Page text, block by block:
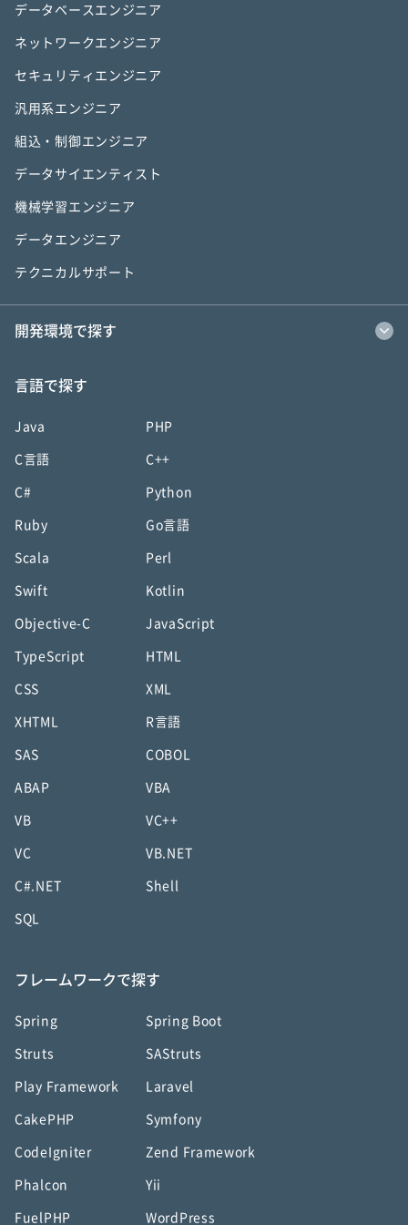
データベースエンジニア
ネットワークエンジニア
セキュリティエンジニア
汎用系エンジニア
組込・制御エンジニア
データサイエンティスト
機械学習エンジニア
データエンジニア
テクニカルサポート
開発環境で探す
言語で探す
Java PHP
C言語 C++
C# Python
Ruby Go言語
Scala Perl
Swift Kotlin
Objective-C JavaScript
TypeScript HTML
CSS XML
XHTML R言語
SAS COBOL
ABAP VBA
VB VC++
VC VB.NET
C#.NET Shell
SQL
フレームワークで探す
Spring Spring Boot
Struts SAStruts
Play Framework Laravel
CakePHP Symfony
CodeIgniter Zend Framework
Phalcon Yii
FuelPHP WordPress